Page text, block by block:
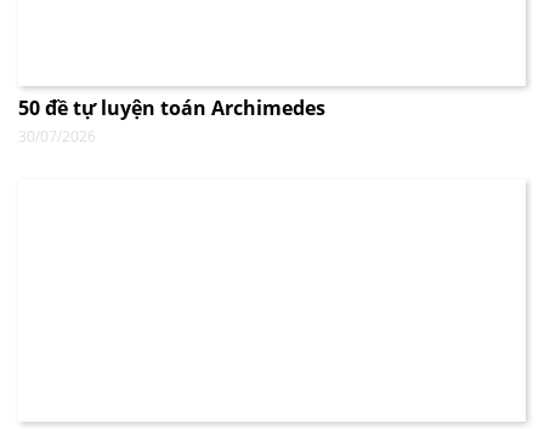
50 đề tự luyện toán Archimedes
30/07/2026